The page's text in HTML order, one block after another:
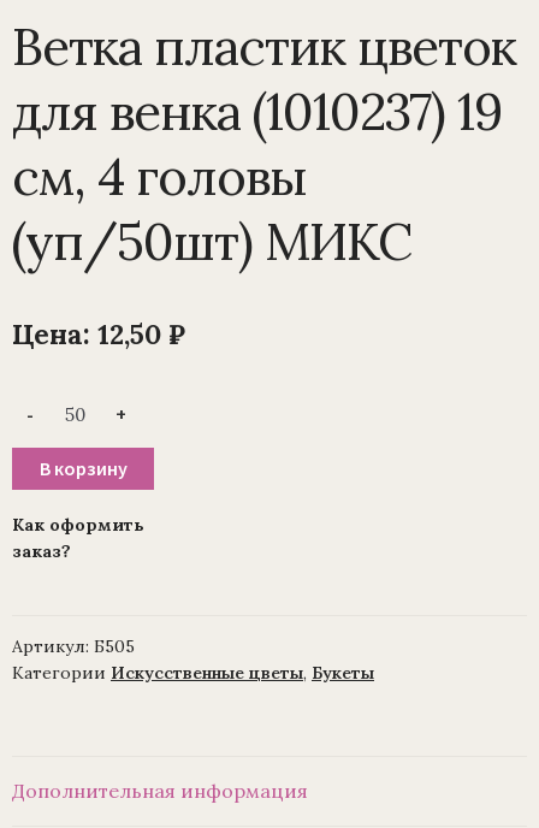
Ветка пластик цветок
для венка (1010237) 19
см, 4 головы
(уп/50шт) МИКС
Цена: 12,50 ₽
-
Количество
товара
пластик
цветок
для
венка
(1010237)
19
МИКС
+
В корзину
Как оформить
заказ?
Артикул: Б505
Категории Искусственные цветы, Букеты
Дополнительная информация